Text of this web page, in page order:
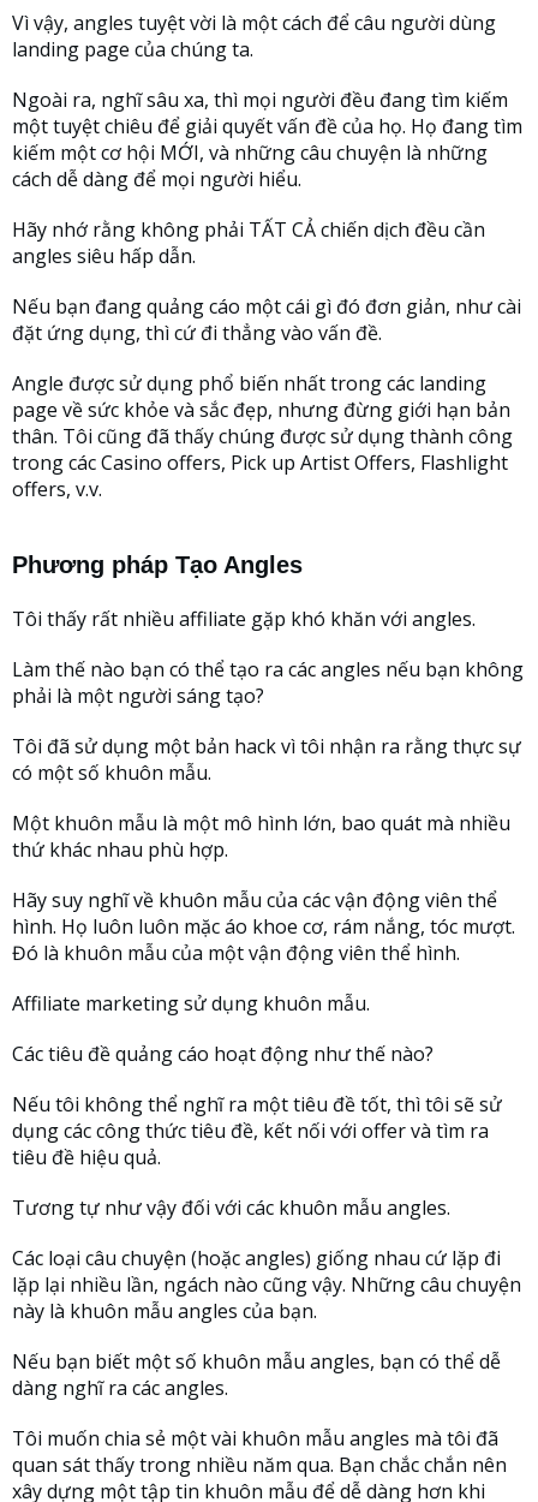
Vì vậy, angles tuyệt vời là một cách để câu người dùng
landing page của chúng ta.
Ngoài ra, nghĩ sâu xa, thì mọi người đều đang tìm kiếm
một tuyệt chiêu để giải quyết vấn đề của họ. Họ đang tìm
kiếm một cơ hội MỚI, và những câu chuyện là những
cách dễ dàng để mọi người hiểu.
Hãy nhớ rằng không phải TẤT CẢ chiến dịch đều cần
angles siêu hấp dẫn.
Nếu bạn đang quảng cáo một cái gì đó đơn giản, như cài
đặt ứng dụng, thì cứ đi thẳng vào vấn đề.
Angle được sử dụng phổ biến nhất trong các landing
page về sức khỏe và sắc đẹp, nhưng đừng giới hạn bản
thân. Tôi cũng đã thấy chúng được sử dụng thành công
trong các Casino offers, Pick up Artist Offers, Flashlight
offers, v.v.
Phương pháp Tạo Angles
Tôi thấy rất nhiều affiliate gặp khó khăn với angles.
Làm thế nào bạn có thể tạo ra các angles nếu bạn không
phải là một người sáng tạo?
Tôi đã sử dụng một bản hack vì tôi nhận ra rằng thực sự
có một số khuôn mẫu.
Một khuôn mẫu là một mô hình lớn, bao quát mà nhiều
thứ khác nhau phù hợp.
Hãy suy nghĩ về khuôn mẫu của các vận động viên thể
hình. Họ luôn luôn mặc áo khoe cơ, rám nắng, tóc mượt.
Đó là khuôn mẫu của một vận động viên thể hình.
Affiliate marketing sử dụng khuôn mẫu.
Các tiêu đề quảng cáo hoạt động như thế nào?
Nếu tôi không thể nghĩ ra một tiêu đề tốt, thì tôi sẽ sử
dụng các công thức tiêu đề, kết nối với offer và tìm ra
tiêu đề hiệu quả.
Tương tự như vậy đối với các khuôn mẫu angles.
Các loại câu chuyện (hoặc angles) giống nhau cứ lặp đi
lặp lại nhiều lần, ngách nào cũng vậy. Những câu chuyện
này là khuôn mẫu angles của bạn.
Nếu bạn biết một số khuôn mẫu angles, bạn có thể dễ
dàng nghĩ ra các angles.
Tôi muốn chia sẻ một vài khuôn mẫu angles mà tôi đã
quan sát thấy trong nhiều năm qua. Bạn chắc chắn nên
xây dựng một tập tin khuôn mẫu để dễ dàng hơn khi